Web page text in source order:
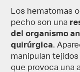
Los hematomas
pecho son una
del organismo
quirúrgica.
manipulan
que provoca una